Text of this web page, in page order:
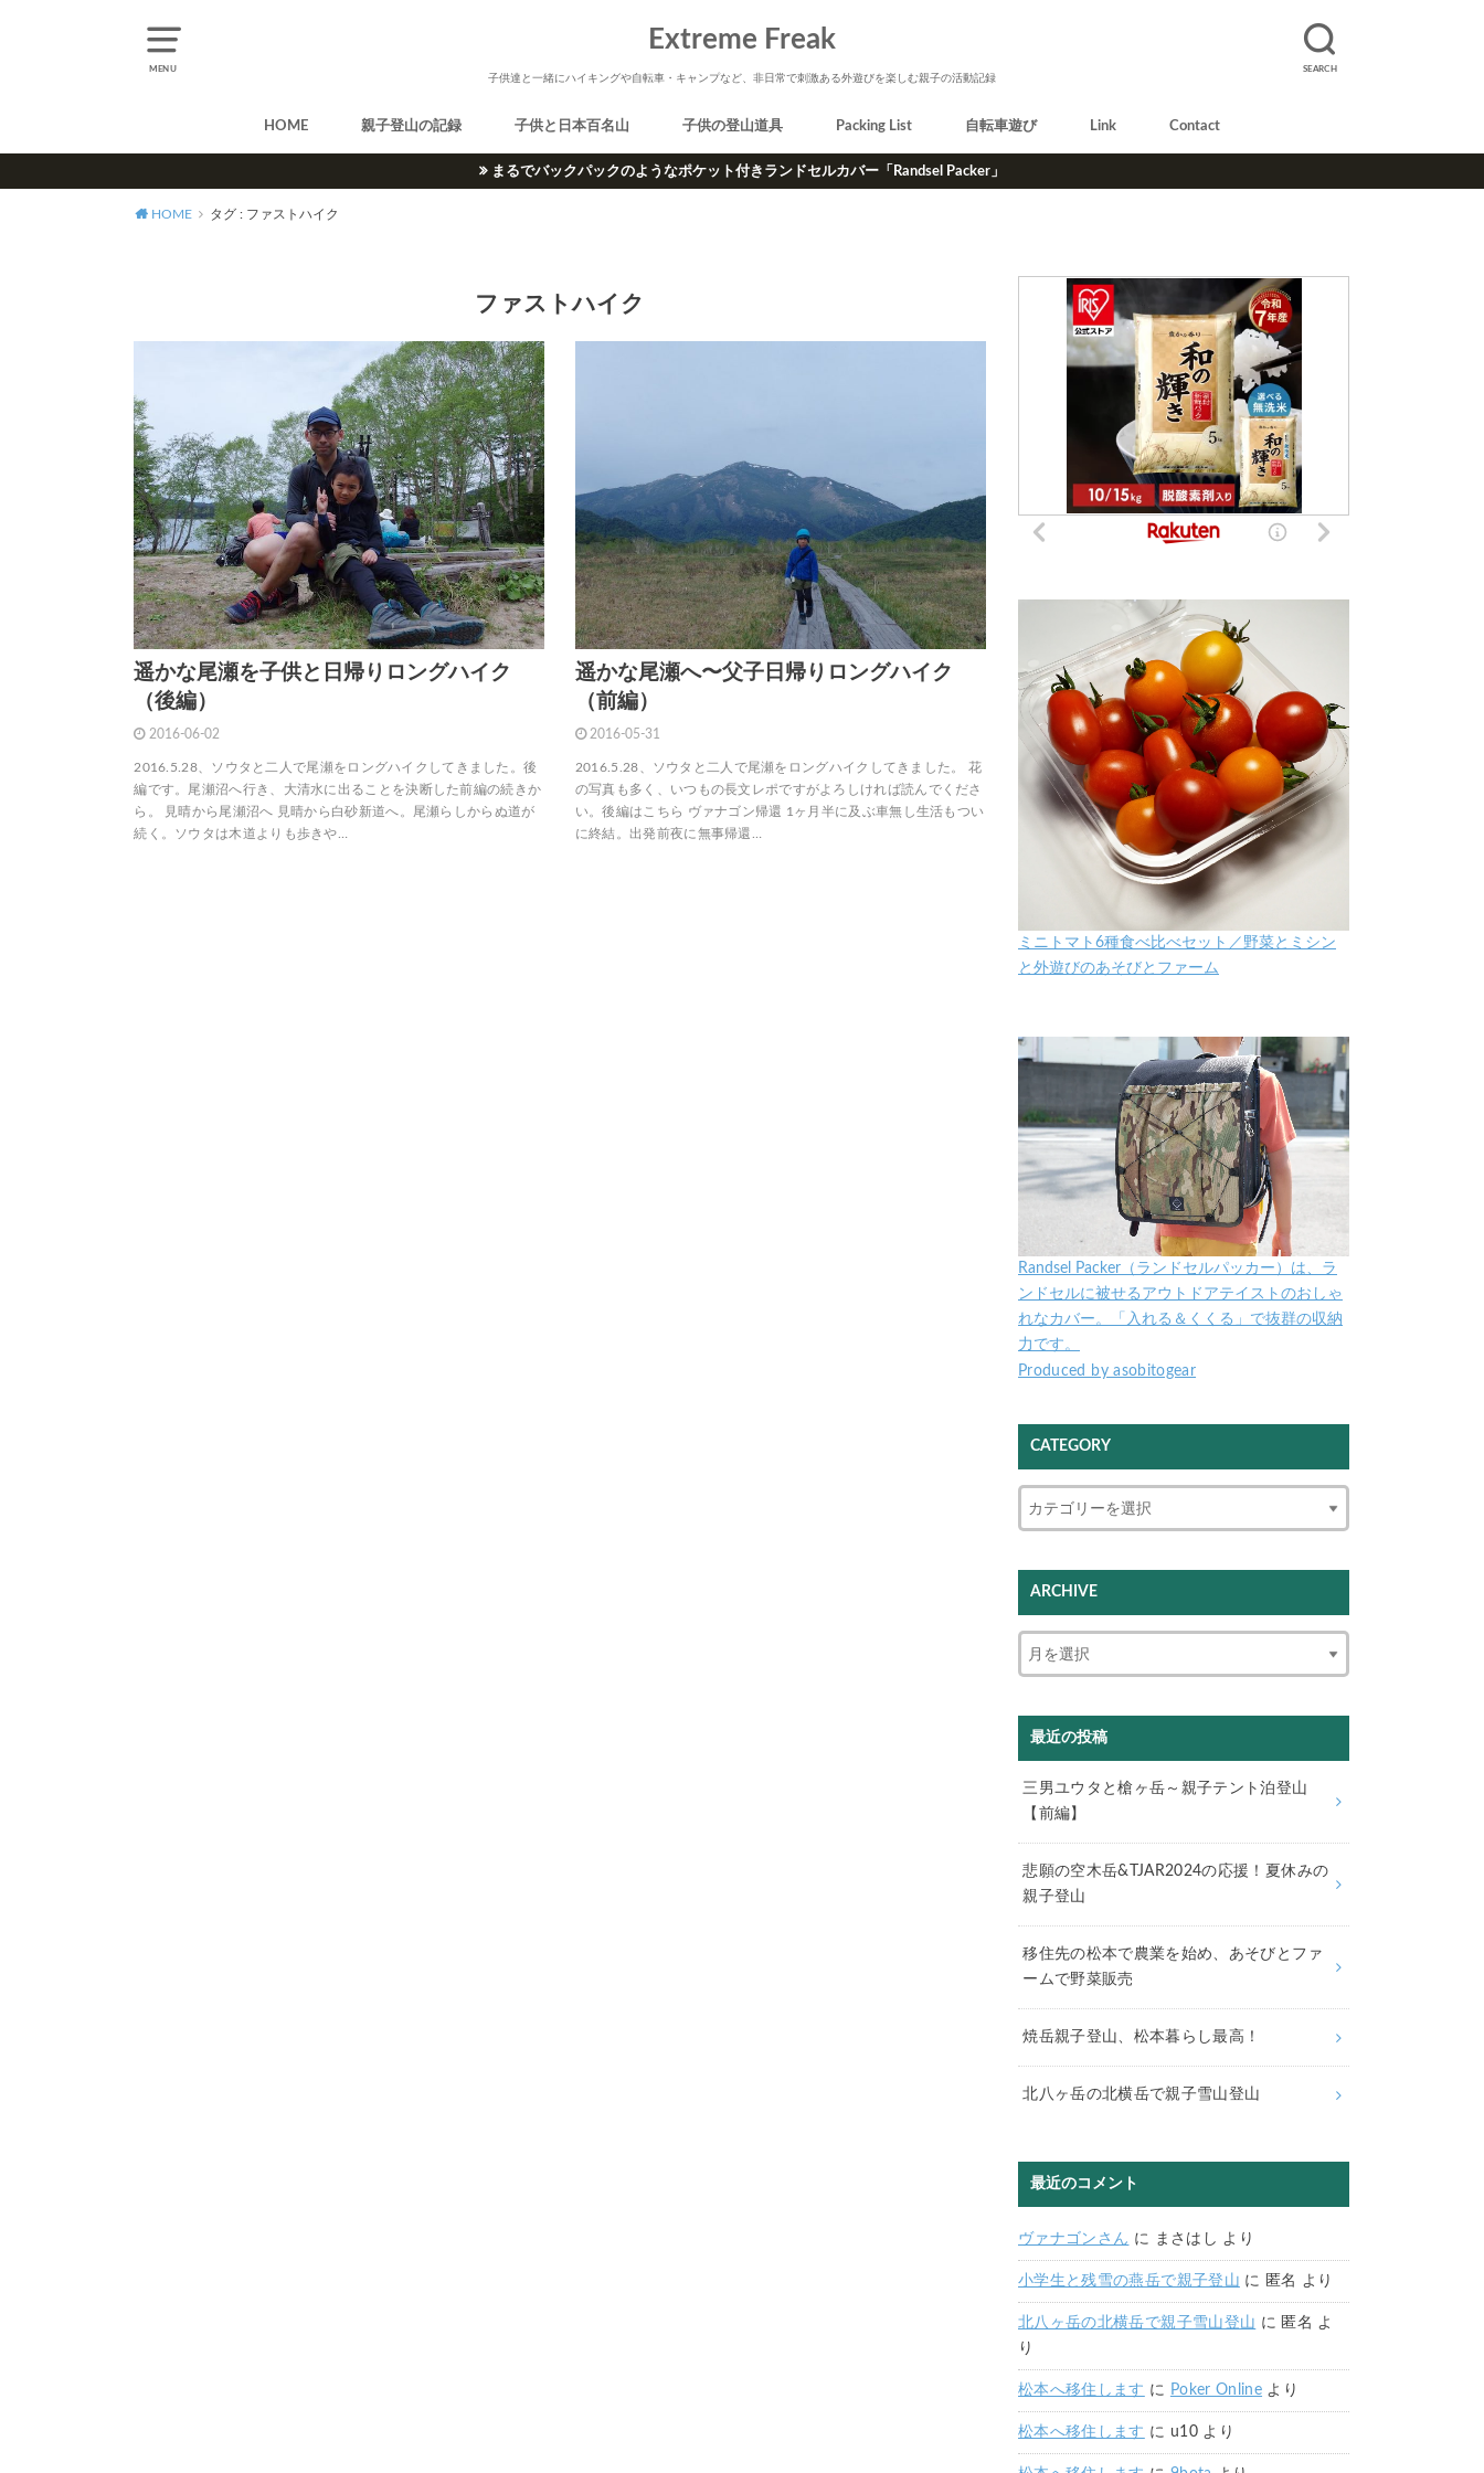
MENU SEARCH
Extreme Freak
子供達と一緒にハイキングや自転車・キャンプなど、非日常で刺激ある外遊びを楽しむ親子の活動記録
HOME 親子登山の記録 子供と日本百名山 子供の登山道具 Packing List 自転車遊び Link Contact
まるでバックパックのようなポケット付きランドセルカバー「Randsel Packer」
HOME タグ : ファストハイク
ファストハイク
遥かな尾瀬を子供と日帰りロングハイク
（後編）
2016-06-02
2016.5.28、ソウタと二人で尾瀬をロングハイクしてきました。後
編です。尾瀬沼へ行き、大清水に出ることを決断した前編の続きか
ら。 見晴から尾瀬沼へ 見晴から白砂新道へ。尾瀬らしからぬ道が
続く。ソウタは木道よりも歩きや…
遥かな尾瀬へ〜父子日帰りロングハイク
（前編）
2016-05-31
2016.5.28、ソウタと二人で尾瀬をロングハイクしてきました。 花
の写真も多く、いつもの長文レポですがよろしければ読んでくださ
い。後編はこちら ヴァナゴン帰還 1ヶ月半に及ぶ車無し生活もつい
に終結。出発前夜に無事帰還…
ミニトマト6種食べ比べセット／野菜とミシン
と外遊びのあそびとファーム
Randsel Packer（ランドセルパッカー）は、ラ
ンドセルに被せるアウトドアテイストのおしゃ
れなカバー。「入れる＆くくる」で抜群の収納
力です。
Produced by asobitogear
CATEGORY
ARCHIVE
最近の投稿
三男ユウタと槍ヶ岳～親子テント泊登山
【前編】
悲願の空木岳&TJAR2024の応援！夏休みの
親子登山
移住先の松本で農業を始め、あそびとファ
ームで野菜販売
焼岳親子登山、松本暮らし最高！
北八ヶ岳の北横岳で親子雪山登山
最近のコメント
ヴァナゴンさん に まさはし より
小学生と残雪の燕岳で親子登山 に 匿名 より
北八ヶ岳の北横岳で親子雪山登山 に 匿名 よ
り
松本へ移住します に Poker Online より
松本へ移住します に u10より